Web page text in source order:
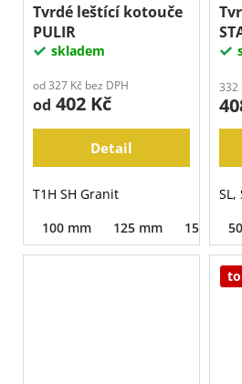
Tvrdé leštící kotouče
PULIR
skladem
od 327 Kč bez DPH
od 402 Kč
Detail
T1H SH Granit
100 mm
125 mm 150 mm
332
SL,
50